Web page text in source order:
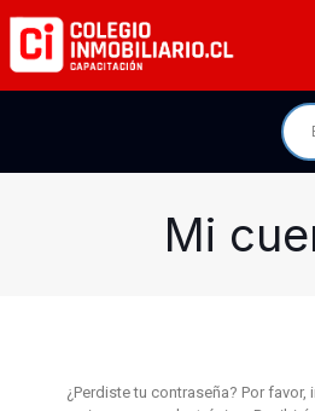
Mi
¿Perdiste tu contraseña? Por